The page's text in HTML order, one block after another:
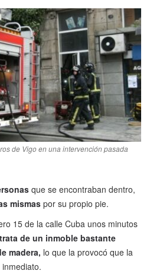
de Vigo en una intervención pasada
que se encontraban dentro,
mismaspor su propio pie.
15 de la calle Cuba unos minutos
de un inmoble bastante
madera, lo que la provocó que la